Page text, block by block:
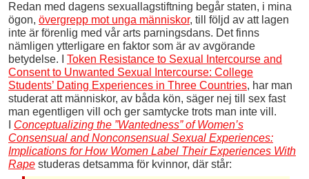
Redan med dagens sexuallagstiftning begår staten, i mina
ögon, övergrepp mot unga människor, till följd av att lagen
inte är förenlig med vår arts parningsdans. Det finns
nämligen ytterligare en faktor som är av avgörande
betydelse. I Token Resistance to Sexual Intercourse and
Consent to Unwanted Sexual Intercourse: College
Students’ Dating Experiences in Three Countries, har man
studerat att människor, av båda kön, säger nej till sex fast
man egentligen vill och ger samtycke trots man inte vill.
Conceptualizing the ”Wantedness” of Women’s
Consensual and Nonconsensual Sexual Experiences:
Implications for How Women Label Their Experiences With
Rape studeras detsamma för kvinnor, där står: